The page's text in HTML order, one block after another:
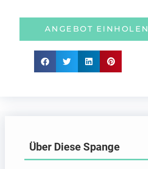
ANGEBOT EINHOLEN
Über Diese Spange